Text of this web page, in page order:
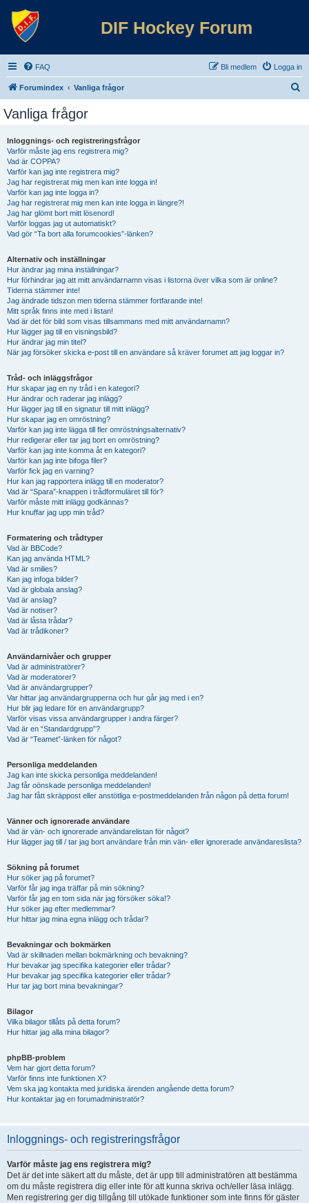
DIF Hockey Forum
FAQ Logga in
Bli medlem
Forumindex Vanliga frågor
Vanliga frågor
Inloggnings- och registreringsfrågor
Varför måste jag ens registrera mig?
Vad är COPPA?
Varför kan jag inte registrera mig?
Jag har registrerat mig men kan inte logga in!
Varför kan jag inte logga in?
Jag har registrerat mig men kan inte logga in längre?!
Jag har glömt bort mitt lösenord!
Varför loggas jag ut automatiskt?
Vad gör “Ta bort alla forumcookies”-länken?
Alternativ och inställningar
Hur ändrar jag mina inställningar?
Hur förhindrar jag att mitt användarnamn visas i listorna över vilka som är online?
Tiderna stämmer inte!
Jag ändrade tidszon men tiderna stämmer fortfarande inte!
Mitt språk finns inte med i listan!
Vad är det för bild som visas tillsammans med mitt användarnamn?
Hur lägger jag till en visningsbild?
Hur ändrar jag min titel?
När jag försöker skicka e-post till en användare så kräver forumet att jag loggar in?
Tråd- och inläggsfrågor
Hur skapar jag en ny tråd i en kategori?
Hur ändrar och raderar jag inlägg?
Hur lägger jag till en signatur till mitt inlägg?
Hur skapar jag en omröstning?
Varför kan jag inte lägga till fler omröstningsalternativ?
Hur redigerar eller tar jag bort en omröstning?
Varför kan jag inte komma åt en kategori?
Varför kan jag inte bifoga filer?
Varför fick jag en varning?
Hur kan jag rapportera inlägg till en moderator?
Vad är “Spara”-knappen i trådformuläret till för?
Varför måste mitt inlägg godkännas?
Hur knuffar jag upp min tråd?
Formatering och trådtyper
Vad är BBCode?
Kan jag använda HTML?
Vad är smilies?
Kan jag infoga bilder?
Vad är globala anslag?
Vad är anslag?
Vad är notiser?
Vad är låsta trådar?
Vad är trådikoner?
Användarnivåer och grupper
Vad är administratörer?
Vad är moderatorer?
Vad är användargrupper?
Var hittar jag användargrupperna och hur går jag med i en?
Hur blir jag ledare för en användargrupp?
Varför visas vissa användargrupper i andra färger?
Vad är en “Standardgrupp”?
Vad är “Teamet”-länken för något?
Personliga meddelanden
Jag kan inte skicka personliga meddelanden!
Jag får oönskade personliga meddelanden!
Jag har fått skräppost eller anstötliga e-postmeddelanden från någon på detta forum!
Vänner och ignorerade användare
Vad är vän- och ignorerade användarelistan för något?
Hur lägger jag till / tar jag bort användare från min vän- eller ignorerade användareslista?
Sökning på forumet
Hur söker jag på forumet?
Varför får jag inga träffar på min sökning?
Varför får jag en tom sida när jag försöker söka!?
Hur söker jag efter medlemmar?
Hur hittar jag mina egna inlägg och trådar?
Bevakningar och bokmärken
Vad är skillnaden mellan bokmärkning och bevakning?
Hur bevakar jag specifika kategorier eller trådar?
Hur bevakar jag specifika kategorier eller trådar?
Hur tar jag bort mina bevakningar?
Bilagor
Vilka bilagor tillåts på detta forum?
Hur hittar jag alla mina bilagor?
phpBB-problem
Vem har gjort detta forum?
Varför finns inte funktionen X?
Vem ska jag kontakta med juridiska ärenden angående detta forum?
Hur kontaktar jag en forumadministratör?
Inloggnings- och registreringsfrågor
Varför måste jag ens registrera mig?
Det är det inte säkert att du måste, det är upp till administratören att bestämma
om du måste registrera dig eller inte för att kunna skriva och/eller läsa inlägg.
Men registrering ger dig tillgång till utökade funktioner som inte finns för gäster